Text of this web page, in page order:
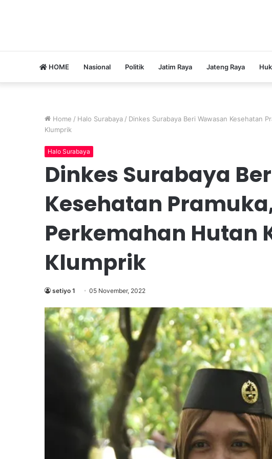
HOME Nasional Politik Jatim Raya Jateng Raya
Home / Halo Surabaya / Dinkes Surabaya Beri Wawasan Kesehatan
Klumprik
Halo Surabaya
Dinkes Surabaya
Kesehatan
Perkemahan Hutan
Klumprik
setiyo 1 05 November, 2022